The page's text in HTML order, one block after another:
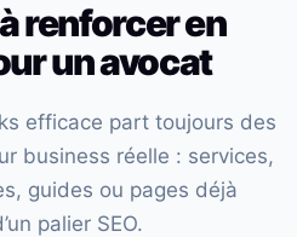
renforcer en
un avocat
efficace part toujours des
business réelle : services,
guides ou pages déjà
palier SEO.